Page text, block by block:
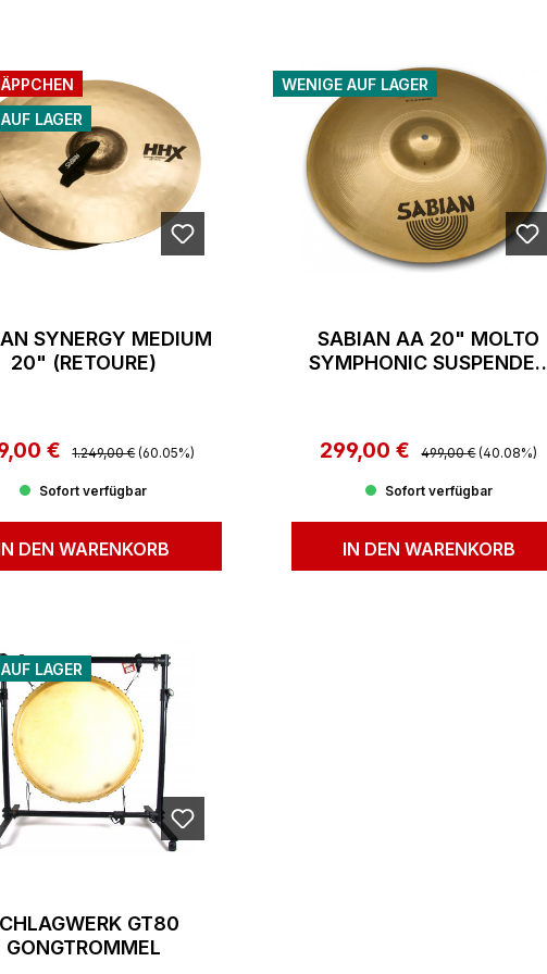
LAGER
SYNERGY MEDIUM
20" (RETOURE)
€ Regulärer Preis:
1.249,00 € (60.05%)
Sofort verfügbar
DEN WARENKORB
WENIGE AUF LAGER
SABIAN AA 20" MOLTO
SYMPHONIC SUSPENDED
Verkaufspreis:
299,00 € Regulärer Preis:
499,00 € (40.08%)
Sofort verfügbar
IN DEN WARENKORB
LAGER
GT80
GONGTROMMEL